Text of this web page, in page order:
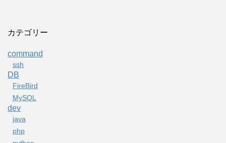
カテゴリー
command
ssh
DB
FireBird
MySQL
dev
java
php